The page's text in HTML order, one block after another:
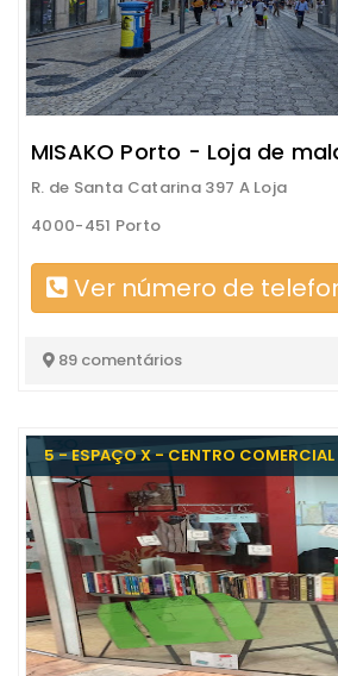
MISAKO Porto - Loja de
R. de Santa Catarina 397 A Loja
4000-451 Porto
Ver número de
89 comentários
5 - ESPAÇO X - CENTRO COMERCIAL